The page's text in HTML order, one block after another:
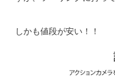
しかも値段が安い！！